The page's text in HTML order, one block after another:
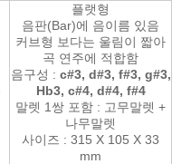
플랫형
음판(Bar)에 음이름 있음
커브형 보다는 울림이 짧아
곡 연주에 적합함
음구성 : c#3, d#3, f#3, g#3,
Hb3, c#4, d#4, f#4
말렛 1쌍 포함 : 고무말렛 +
나무말렛
사이즈 : 315 X 105 X 33
mm